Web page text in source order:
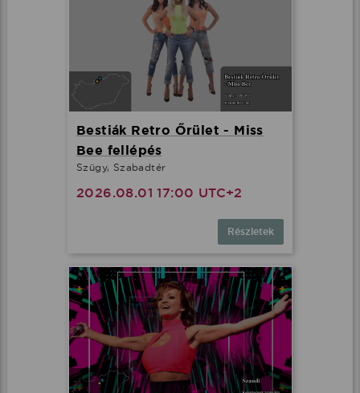
Bestiák Retro Őrület - Miss
Bee fellépés
Szügy, Szabadtér
2026.08.01 17:00 UTC+2
Részletek